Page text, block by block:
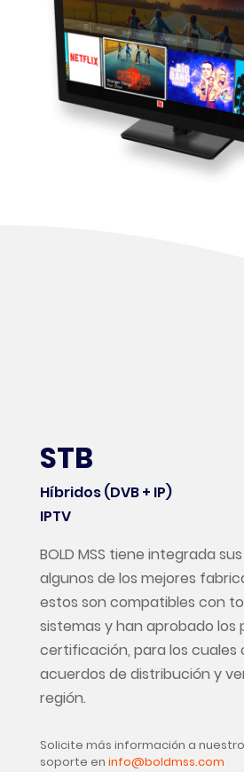
STB
Híbridos (DVB + IP)
IPTV
BOLD MSS tiene integrada
algunos de los mejores
estos son compatibles con
sistemas y han aprobado los
certificación, para los cuales
acuerdos de distribución y
región.
Solicite más información a
soporte en info@boldmss.com